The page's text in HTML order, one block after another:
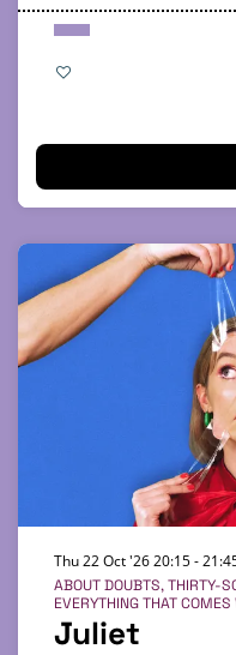
Juliet
ABOUT DOUBTS, THIRTY-
EVERYTHING THAT
Thu 22 Oct '2620:15 -